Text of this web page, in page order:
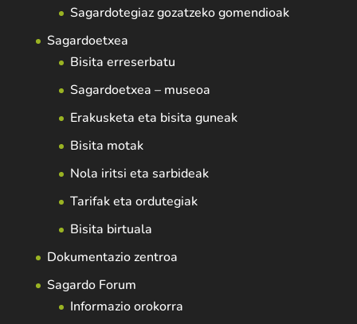
Sagardotegiaz gozatzeko gomendioak
Sagardoetxea
Bisita erreserbatu
Sagardoetxea – museoa
Erakusketa eta bisita guneak
Bisita motak
Nola iritsi eta sarbideak
Tarifak eta ordutegiak
Bisita birtuala
Dokumentazio zentroa
Sagardo Forum
Informazio orokorra